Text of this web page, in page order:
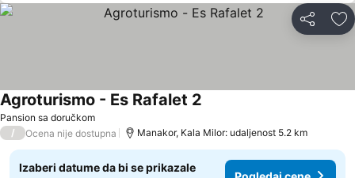
Deli
Pansion sa doručkom
Agroturismo - Es Rafalet 2
/ Ocena nije dostupna Manakor, Kala Milor: udaljenost 5.2 km
Izaberi datume da bi se prikazale